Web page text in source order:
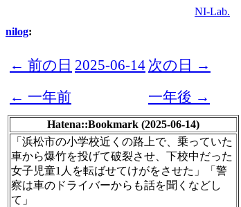
NI-Lab.
nilog:
← 前の日 2025-06-14 次の日 →
← 一年前
一年後 →
Hatena::Bookmark (2025-06-14)
「浜松市の小学校近くの路上で、乗っていた
車から爆竹を投げて破裂させ、下校中だった
女子児童1人を転ばせてけがをさせた」「警
察は車のドライバーからも話を聞くなどし
て」